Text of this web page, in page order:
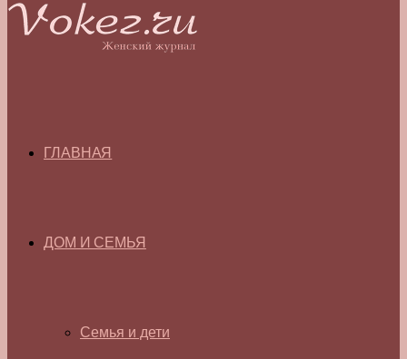
ГЛАВНАЯ
ДОМ И СЕМЬЯ
Семья и дети